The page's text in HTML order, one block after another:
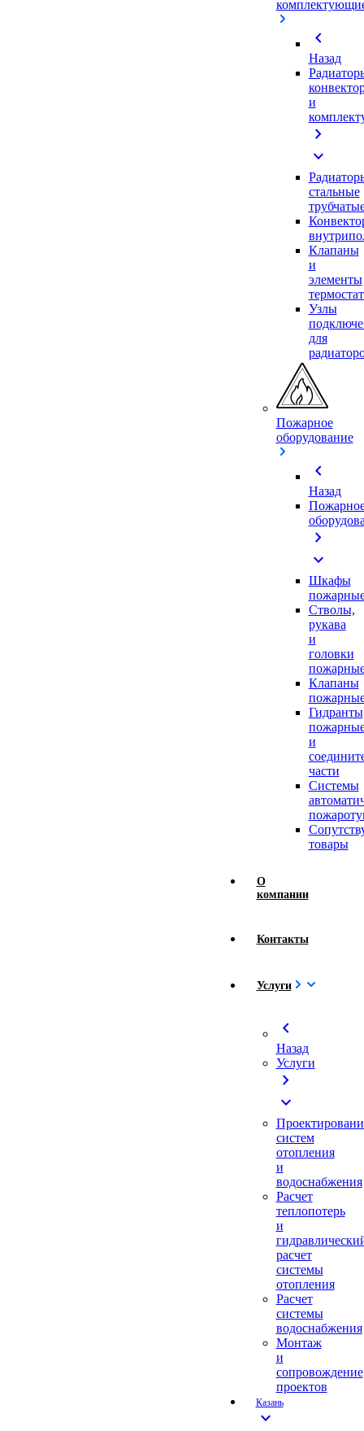
chevron_left
Назад
и
chevron_right
expand_more
стальные
Клапаны
и
элементы
Узлы
для
Пожарное
оборудование
chevron_left
Назад
chevron_right
expand_more
Шкафы
Стволы,
рукава
и
головки
Клапаны
Гидранты
и
части
Системы
товары
О
компании
Контакты
Услуги
chevron_left
Назад
Услуги
chevron_right
expand_more
систем
отопления
и
водоснабжения
Расчет
теплопотерь
и
расчет
системы
отопления
Расчет
системы
водоснабжения
Монтаж
и
сопровождение
проектов
Казань
expand_more